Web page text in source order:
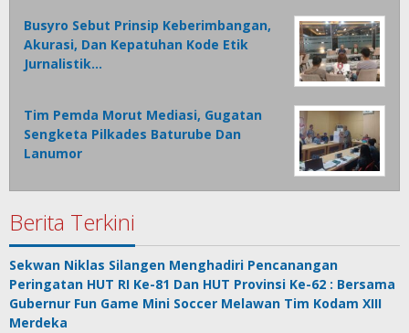
Busyro Sebut Prinsip Keberimbangan,
Akurasi, Dan Kepatuhan Kode Etik
Jurnalistik…
Tim Pemda Morut Mediasi, Gugatan
Sengketa Pilkades Baturube Dan
Lanumor
Berita Terkini
Sekwan Niklas Silangen Menghadiri Pencanangan
Peringatan HUT RI Ke-81 Dan HUT Provinsi Ke-62 : Bersama
Gubernur Fun Game Mini Soccer Melawan Tim Kodam XIII
Merdeka